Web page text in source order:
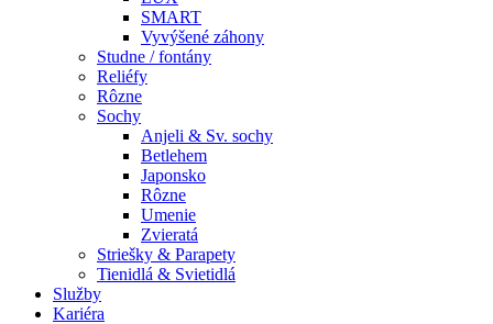
SMART
Vyvýšené záhony
Studne / fontány
Reliéfy
Rôzne
Sochy
Anjeli & Sv. sochy
Betlehem
Japonsko
Rôzne
Umenie
Zvieratá
Striešky & Parapety
Tienidlá & Svietidlá
Služby
Kariéra